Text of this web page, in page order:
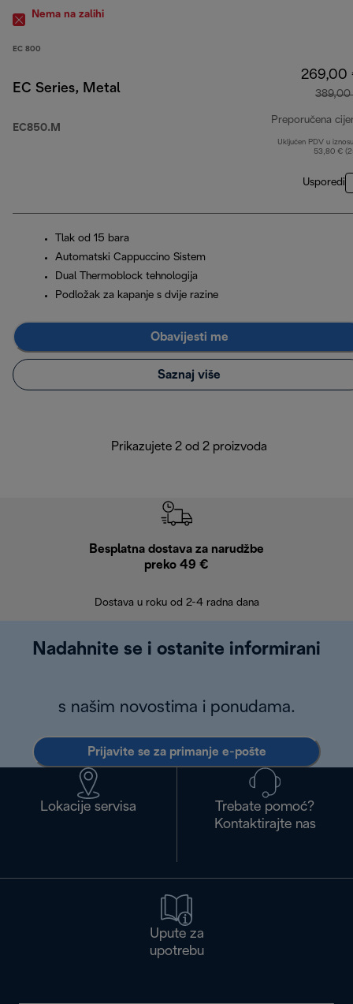
Nema na zalihi
EC 800
EC Series, Metal
EC850.M
269,00
Preporučena
Uključen PDV u
53,80 €
Usporedi
Tlak od 15 bara
Automatski Cappuccino Sistem
Dual Thermoblock tehnologija
Podložak za kapanje s dvije razine
Obavijesti me
Saznaj više
Prikazujete 2 od 2 proizvoda
Besplatna dostava za narudžbe
preko 49 €
Dostava u roku od 2-4 radna dana
Nadahnite se i ostanite informirani
s našim novostima i ponudama.
Prijavite se za primanje e-pošte
Lokacije servisa
Trebate pomoć?
Kontaktirajte nas
Upute za
upotrebu